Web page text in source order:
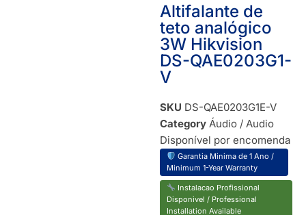
Altifalante de
teto analógico
3W Hikvision
DS-QAE0203G1-
V
SKU DS-QAE0203G1E-V
Category Áudio / Audio
Disponível por encomenda
Garantia Minima de 1 Ano /
Minimum 1-Year Warranty
Instalacao Profissional
Disponivel / Professional
Installation Available